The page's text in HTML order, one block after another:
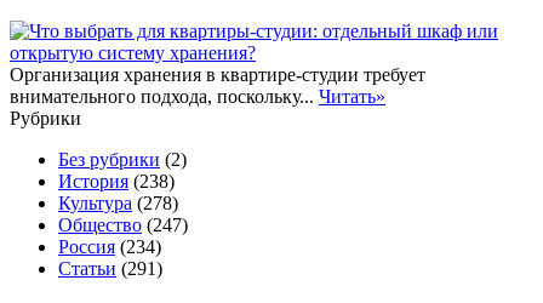
Организация хранения в квартире-студии требует
внимательного подхода, поскольку... Читать»
Рубрики
Без рубрики (2)
История (238)
Культура (278)
Общество (247)
Россия (234)
Статьи (291)